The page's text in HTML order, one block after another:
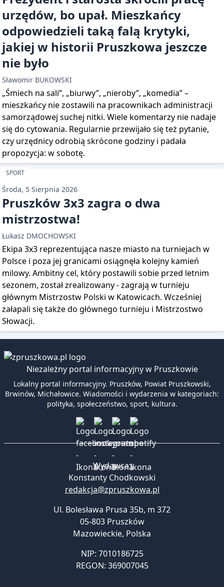
urzędów, bo upał. Mieszkańcy
odpowiedzieli taką falą krytyki,
jakiej w historii Pruszkowa jeszcze
nie było
Sławomir BUKOWSKI
„Śmiech na sali”, „biurwy”, „nieroby”, „komedia” –
mieszkańcy nie zostawili na pracownikach administracji
samorządowej suchej nitki. Wiele komentarzy nie nadaje
się do cytowania. Regularnie przewijało się też pytanie,
czy urzędnicy odrobią skrócone godziny i padała
propozycja: w sobotę.
SPORT
Środa, 5 Sierpnia 2026
Pruszków 3x3 zagra o dwa
mistrzostwa!
Łukasz DMOCHOWSKI
Ekipa 3x3 reprezentująca nasze miasto na turniejach w
Polsce i poza jej granicami osiągnęła kolejny kamień
milowy. Ambitny cel, który postawili sobie przed letnim
sezonem, został zrealizowany - zagrają w turnieju
głównym Mistrzostw Polski w Katowicach. Wcześniej
załapali się także do głównego turnieju i Mistrzostwo
Słowacji.
Niezależny portal informacyjny w Pruszkowie
Lokalny portal informacyjny. Pruszków, Powiat Pruszkowski,
Brwinów, Michałowice. Wiadomości i wydarzenia w kategoriach:
polityka, społeczeństwo, sport, kultura.
Wydawca:
Konstanty Chodkowski
redakcja@zpruszkowa.pl
Ul. Bolesława Prusa 35b, m 372
05-803 Pruszków
Mazowieckie, Polska
NIP: 7010186725
REGON: 369007045